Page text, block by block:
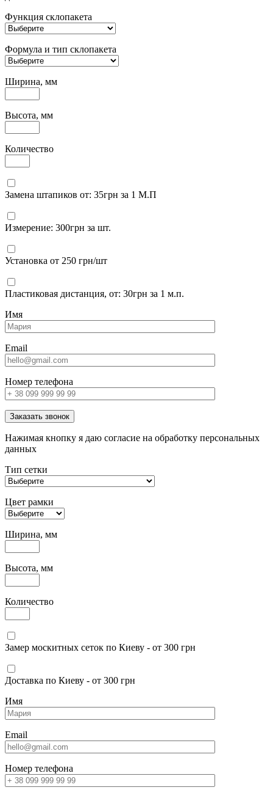
Функция склопакета
Формула и тип склопакета
Ширина, мм
Высота, мм
Количество
Замена штапиков от: 35грн за 1 М.П
Измерение: 300грн за шт.
Установка от 250 грн/шт
Пластиковая дистанция, от: 30грн за 1 м.п.
Имя
Email
Номер телефона
Заказать звонок
Нажимая кнопку я даю согласие на обработку персональных
данных
Тип сетки
Цвет рамки
Ширина, мм
Высота, мм
Количество
Замер москитных сеток по Киеву - от 300 грн
Доставка по Киеву - от 300 грн
Имя
Email
Номер телефона